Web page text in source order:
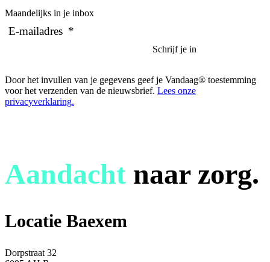
Maandelijks in je inbox
E-mailadres *
Door het invullen van je gegevens geef je Vandaag® toestemming
voor het verzenden van de nieuwsbrief. Lees onze
privacyverklaring.
Aandacht naar zorg.
Locatie Baexem
Dorpstraat 32